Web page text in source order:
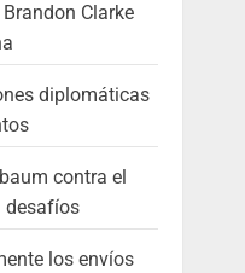
Clarke
diplomáticas
contra el
desafíos
los envíos